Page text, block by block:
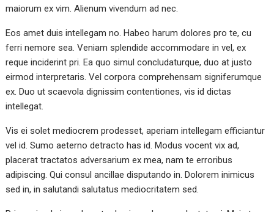
maiorum ex vim. Alienum vivendum ad nec.
Eos amet duis intellegam no. Habeo harum dolores pro te, cu
ferri nemore sea. Veniam splendide accommodare in vel, ex
reque inciderint pri. Ea quo simul concludaturque, duo at justo
eirmod interpretaris. Vel corpora comprehensam signiferumque
ex. Duo ut scaevola dignissim contentiones, vis id dictas
intellegat.
Vis ei solet mediocrem prodesset, aperiam intellegam efficiantur
vel id. Sumo aeterno detracto has id. Modus vocent vix ad,
placerat tractatos adversarium ex mea, nam te erroribus
adipiscing. Qui consul ancillae disputando in. Dolorem inimicus
sed in, in salutandi salutatus mediocritatem sed.